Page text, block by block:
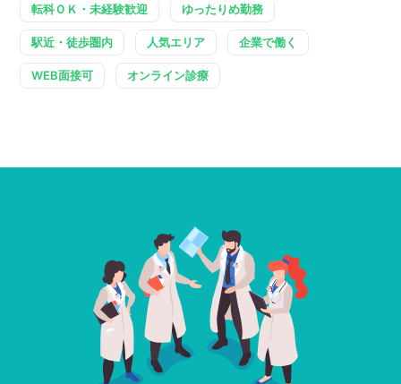
転科ＯＫ・未経験歓迎 ゆったりめ勤務
駅近・徒歩圏内 人気エリア 企業で働く
WEB面接可 オンライン診療